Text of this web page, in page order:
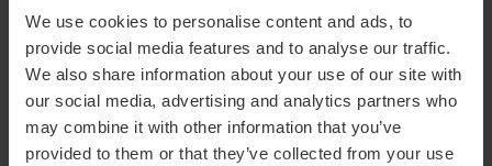
We use cookies to personalise content and ads, to
provide social media features and to analyse our traffic.
We also share information about your use of our site with
our social media, advertising and analytics partners who
may combine it with other information that you’ve
provided to them or that they’ve collected from your use
Avinguda de les Balears, 29, València, España